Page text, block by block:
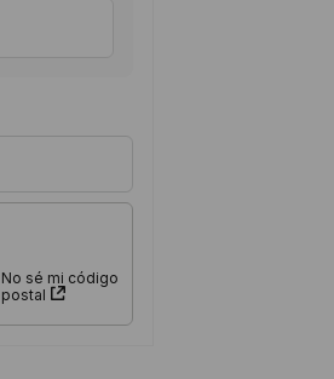
No sé mi código
postal